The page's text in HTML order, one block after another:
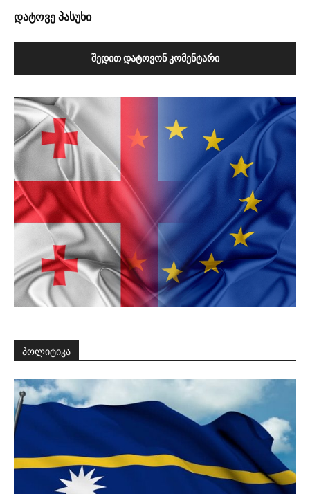
დატოვე პასუხი
ᲨᲔᲓᲘᲗ ᲓᲐᲢᲝᲕᲝᲜ ᲙᲝᲛᲔᲜᲢᲐᲠᲘ
პოლიტიკა